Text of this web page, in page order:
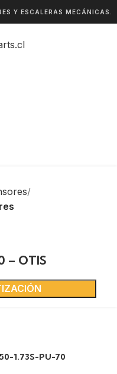
Y ESCALERAS MECÁNICAS.
– OTIS
1.73S-PU-70